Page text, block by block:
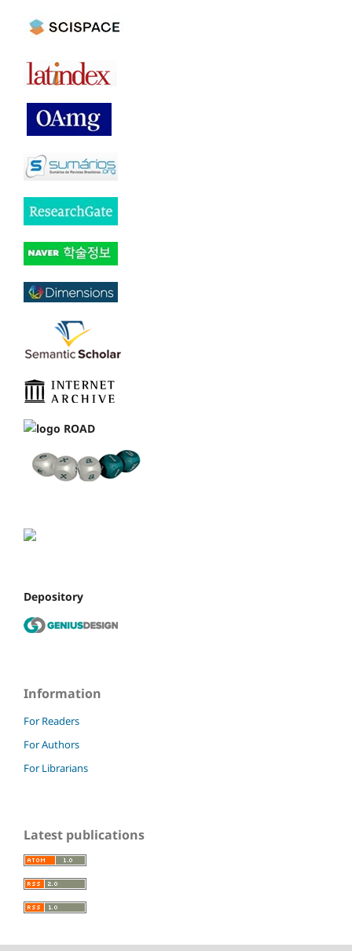
Depository
Information
For Readers
For Authors
For Librarians
Latest publications